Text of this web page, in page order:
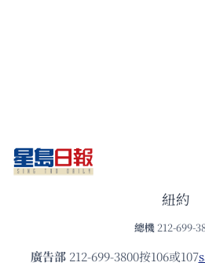
紐約
總機 212-699-
廣告部212-699-3800按106或107